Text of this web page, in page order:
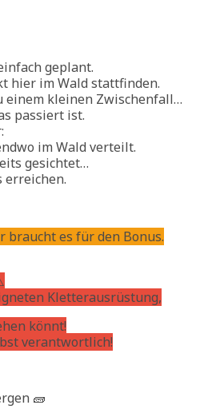
geplant.
hier im Wald stattfinden.
einem kleinen Zwischenfall…
passiert ist.
im Wald verteilt.
gesichtet…
braucht es für den Bonus.
Kletterausrüstung,
könnt!
verantwortlich!
🧱